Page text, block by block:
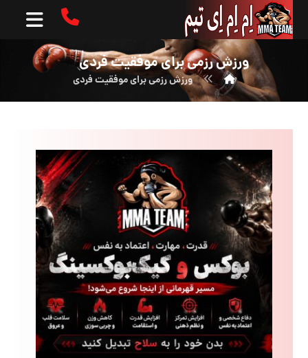
ورزش رزمی برای موفقیت فردی
ورزش رزمی برای موفقیت فردی